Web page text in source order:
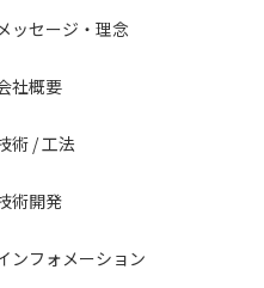
ッセージ・理念
社概要
術 / 工法
術開発
ンフォメーション